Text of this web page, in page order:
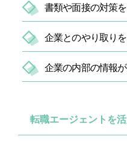
書類や面接の対策
企業とのやり取り
企業の内部の情報
転職エージェントを